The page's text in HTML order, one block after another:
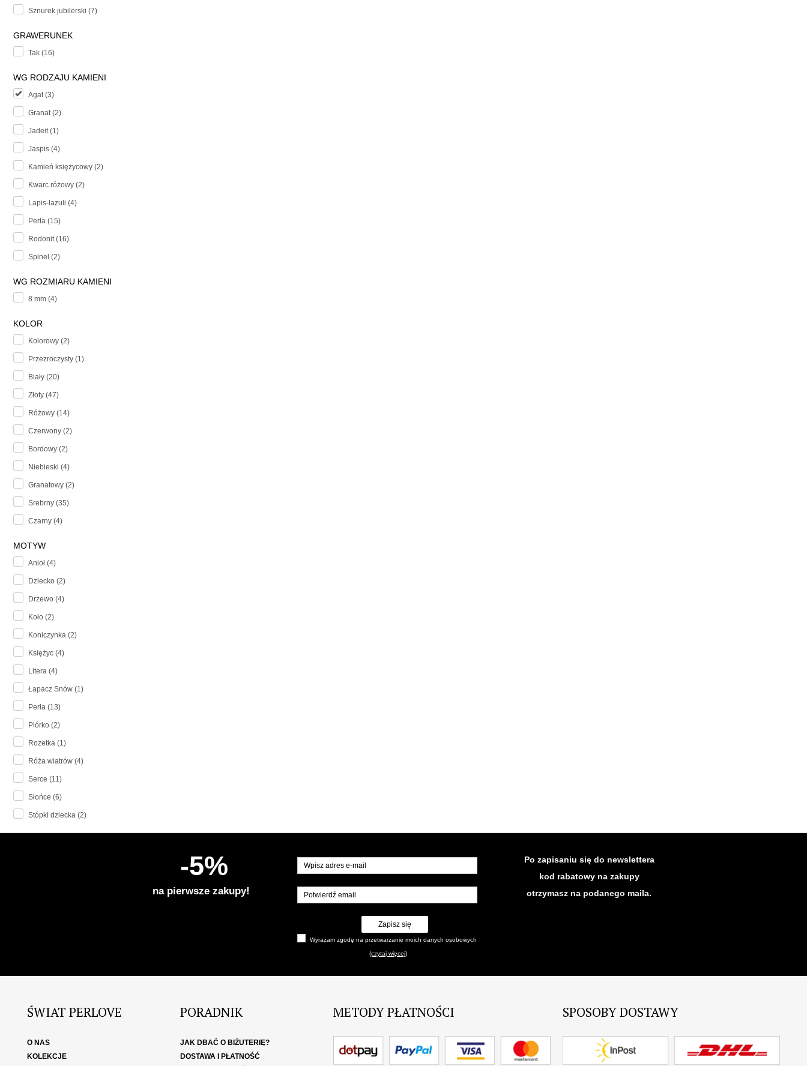
Sznurek jubilerski (7)
GRAWERUNEK
Tak (16)
WG RODZAJU KAMIENI
Agat (3)
Granat (2)
Jadeit (1)
Jaspis (4)
Kamień księżycowy (2)
Kwarc różowy (2)
Lapis-lazuli (4)
Perła (15)
Rodonit (16)
Spinel (2)
WG ROZMIARU KAMIENI
8 mm (4)
KOLOR
Kolorowy (2)
Przezroczysty (1)
Biały (20)
Złoty (47)
Różowy (14)
Czerwony (2)
Bordowy (2)
Niebieski (4)
Granatowy (2)
Srebrny (35)
Czarny (4)
MOTYW
Anioł (4)
Dziecko (2)
Drzewo (4)
Koło (2)
Koniczynka (2)
Księżyc (4)
Litera (4)
Łapacz Snów (1)
Perła (13)
Piórko (2)
Rozetka (1)
Róża wiatrów (4)
Serce (11)
Słońce (6)
Stópki dziecka (2)
-5%
na pierwsze zakupy!
Zapisz się
Wyrażam zgodę na przetwarzanie moich danych osobowych
(czytaj więcej)
Po zapisaniu się do newslettera
kod rabatowy na zakupy
otrzymasz na podanego maila.
ŚWIAT PERLOVE
O NAS
KOLEKCJE
PORADNIK
JAK DBAĆ O BIŻUTERIĘ?
DOSTAWA I PŁATNOŚĆ
METODY PŁATNOŚCI SPOSOBY DOSTAWY